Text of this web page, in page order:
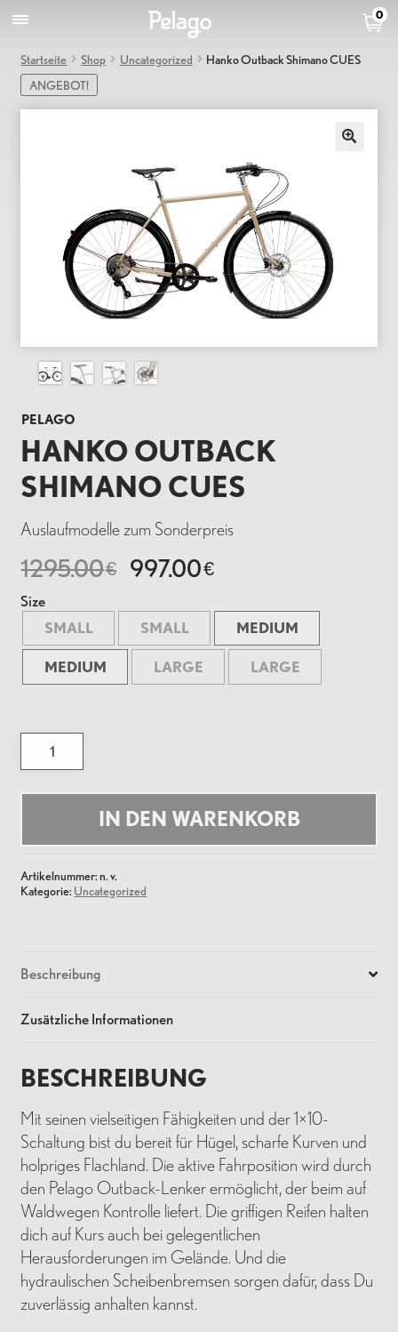
0
Startseite Shop Uncategorized
Hanko Outback Shimano CUES
ANGEBOT!
PELAGO
HANKO OUTBACK
SHIMANO CUES
Auslaufmodelle zum Sonderpreis
1295.00€ 997.00€
Size
SMALL
SMALL MEDIUM
MEDIUM LARGE LARGE
Hanko
Outback
Shimano
Menge
IN DEN WARENKORB
Artikelnummer:n. v.
Kategorie: Uncategorized
Beschreibung
Zusätzliche Informationen
BESCHREIBUNG
Mit seinen vielseitigen Fähigkeiten und der 1×10-
Schaltung bist du bereit für Hügel, scharfe Kurven und
holpriges Flachland. Die aktive Fahrposition wird durch
den Pelago Outback-Lenker ermöglicht, der beim auf
Waldwegen Kontrolle liefert. Die griffigen Reifen halten
dich auf Kurs auch bei gelegentlichen
Herausforderungen im Gelände. Und die
hydraulischen Scheibenbremsen sorgen dafür, dass Du
zuverlässig anhalten kannst.